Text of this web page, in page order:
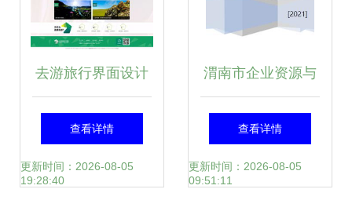
去游旅行界面设计
旅游开发项目策划
咨询的核心要素
查看详情
更新时间：2026-08-05
19:28:40
渭南市企业资源与
能力在9寸超大屏
幕移动DVD项目及
查看详情
更新时间：2026-08-05
09:51:11